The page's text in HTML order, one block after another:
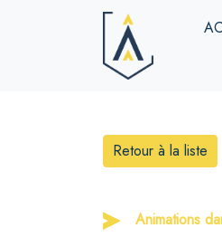
Retour à la liste
Animations